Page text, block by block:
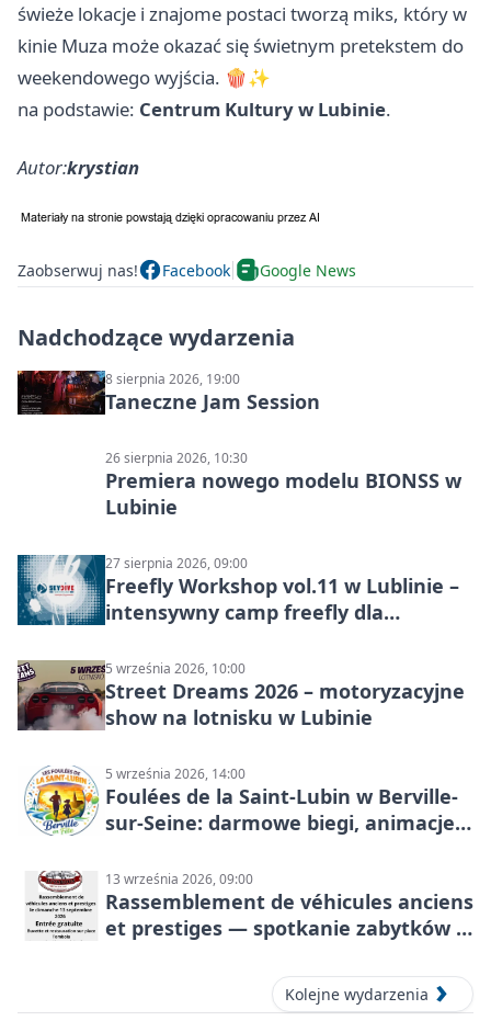
świeże lokacje i znajome postaci tworzą miks, który w
kinie Muza może okazać się świetnym pretekstem do
weekendowego wyjścia. 🍿✨
na podstawie: Centrum Kultury w Lubinie.
Autor:krystian
Zaobserwuj nas! Facebook Google News
Nadchodzące wydarzenia
8 sierpnia 2026, 19:00
Taneczne Jam Session
26 sierpnia 2026, 10:30
Premiera nowego modelu BIONSS w
Lubinie
27 sierpnia 2026, 09:00
Freefly Workshop vol.11 w Lublinie –
intensywny camp freefly dla
5 września 2026, 10:00
Street Dreams 2026 – motoryzacyjne
show na lotnisku w Lubinie
5 września 2026, 14:00
Foulées de la Saint-Lubin w Berville-
sur-Seine: darmowe biegi, animacje i
13 września 2026, 09:00
Rassemblement de véhicules anciens
et prestiges — spotkanie zabytków i
Kolejne wydarzenia